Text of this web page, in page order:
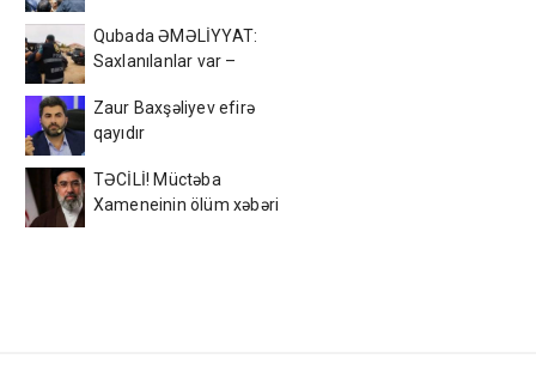
Qubada ƏMƏLİYYAT:
Saxlanılanlar var –
Zaur Baxşəliyev efirə
qayıdır
TƏCİLİ! Müctəba
Xameneinin ölüm xəbəri